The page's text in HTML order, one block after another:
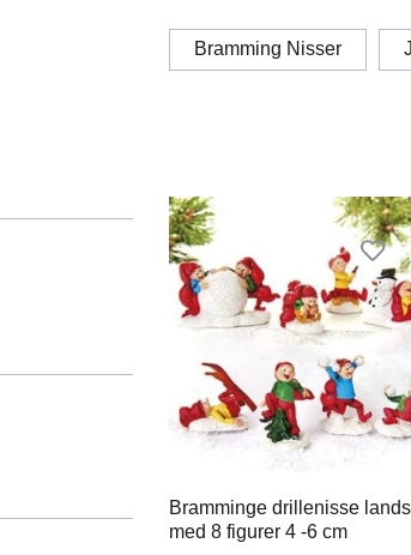
Bramming Nisser
Bramminge drillenisse
med 8 figurer 4 -6 cm